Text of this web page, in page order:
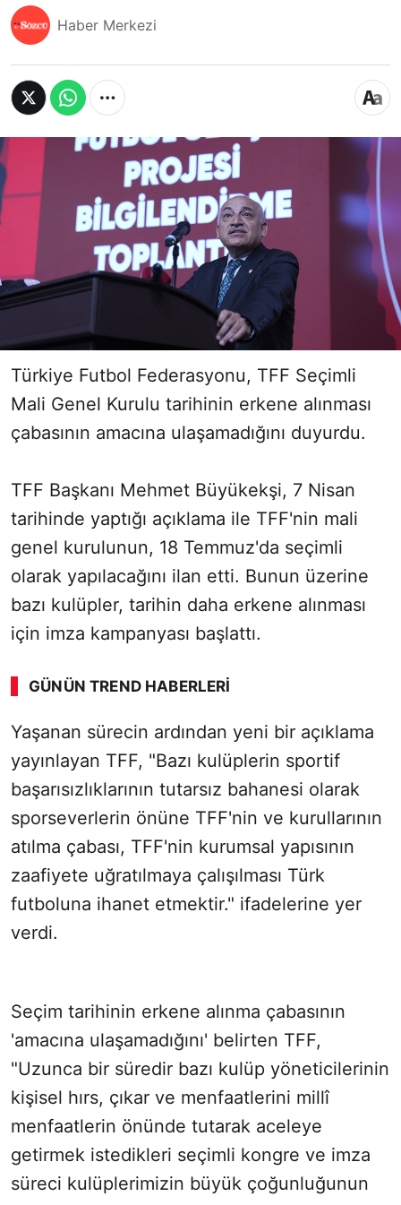
Haber Merkezi
Türkiye Futbol Federasyonu, TFF Seçimli
Mali Genel Kurulu tarihinin erkene alınması
çabasının amacına ulaşamadığını duyurdu.
TFF Başkanı Mehmet Büyükekşi, 7 Nisan
tarihinde yaptığı açıklama ile TFF'nin mali
genel kurulunun, 18 Temmuz'da seçimli
olarak yapılacağını ilan etti. Bunun üzerine
bazı kulüpler, tarihin daha erkene alınması
için imza kampanyası başlattı.
GÜNÜN TREND HABERLERI
Yaşanan sürecin ardından yeni bir açıklama
yayınlayan TFF, "Bazı kulüplerin sportif
başarısızlıklarının tutarsız bahanesi olarak
sporseverlerin önüne TFF'nin ve kurullarının
atılma çabası, TFF'nin kurumsal yapısının
zaafiyete uğratılmaya çalışılması Türk
futboluna ihanet etmektir." ifadelerine yer
verdi.
Seçim tarihinin erkene alınma çabasının
'amacına ulaşamadığını' belirten TFF,
"Uzunca bir süredir bazı kulüp yöneticilerinin
kişisel hırs, çıkar ve menfaatlerini millî
menfaatlerin önünde tutarak aceleye
getirmek istedikleri seçimli kongre ve imza
süreci kulüplerimizin büyük çoğunluğunun